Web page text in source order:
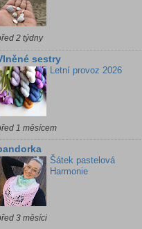
2 týdny
sestry
Letní provoz 2026
1 měsícem
Šátek pastelová
Harmonie
3 měsíci